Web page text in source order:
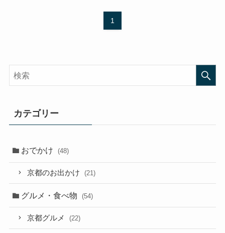
1
カテゴリー
おでかけ (48)
京都のお出かけ (21)
グルメ・食べ物 (54)
京都グルメ (22)